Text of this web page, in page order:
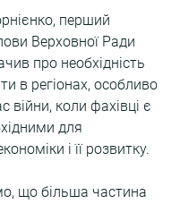
перший
Верховної Ради
про необхідність
в регіонах, особливо
війни, коли фахівці є
для
і її розвитку.
що більша частина